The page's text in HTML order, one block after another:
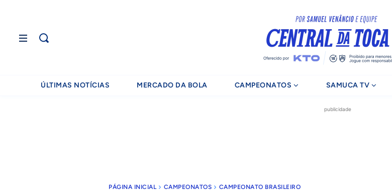
ÚLTIMAS NOTÍCIAS MERCADO DA BOLA CAMPEONATOS SAMUCA TV
publicidade
PÁGINA INICIAL CAMPEONATOS CAMPEONATO BRASILEIRO